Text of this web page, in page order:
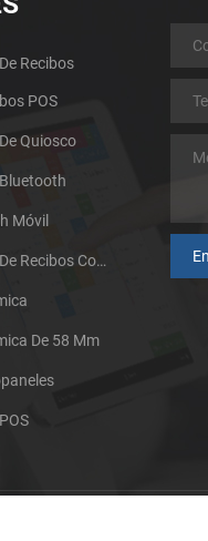
Recibos
POS
Quiosco
Móvil
Impresora Térmica De Recibos Con Micropanel.
De 58 Mm